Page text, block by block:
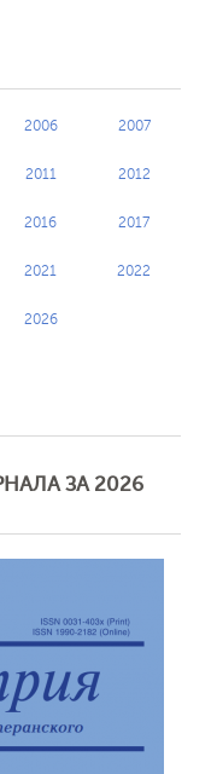
2006 2007
2011 2012
2016 2017
2021 2022
2026
ЗА 2026